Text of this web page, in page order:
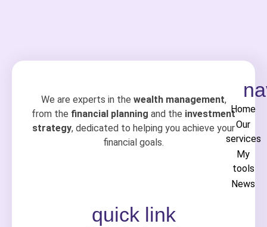
We are experts in the wealth management,
from the financial planning and the investment
strategy, dedicated to helping you achieve your
financial goals.
Home
Our
services
My
tools
News
quick link